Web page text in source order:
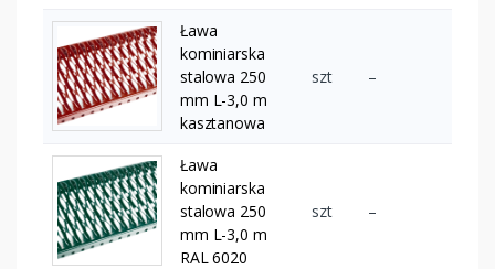
Ława
kominiarska
stalowa 250
mm L-3,0 m
kasztanowa
szt –
Ława
kominiarska
stalowa 250
mm L-3,0 m
RAL 6020
szt –